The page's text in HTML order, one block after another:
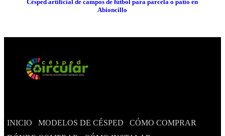
Césped artificial de campos de fútbol para parcela o patio en
Abioncillo
INICIO MODELOS DE CÉSPED
CÓMO COMPRAR